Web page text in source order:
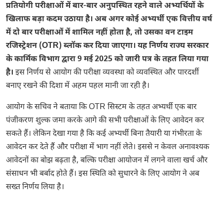
प्रतियोगी परीक्षाओं में बार-बार अनुपस्थित रहने वाले अभ्यर्थियों के
खिलाफ बड़ा कदम उठाया है। अब अगर कोई अभ्यर्थी एक वित्तीय वर्ष
में दो बार परीक्षाओं में शामिल नहीं होता है, तो उसका वन टाइम
रजिस्ट्रेशन (OTR) ब्लॉक कर दिया जाएगा। यह निर्णय राज्य सरकार
के कार्मिक विभागद्वारा 9 मई 2025 को जारी पत्र के तहत लिया गया
है। इस निर्णय से आयोग की परीक्षा व्यवस्था को व्यवस्थित और पारदर्शी
बनाए रखने की दिशा में अहम पहल मानी जा रही है।
आयोग के सचिव ने बताया कि OTR सिस्टम के तहत अभ्यर्थी एक बार
पंजीकरण शुल्क जमा करके आगे की सभी परीक्षाओं के लिए आवेदन कर
सकते हैं। लेकिन देखा गया है कि कई अभ्यर्थी बिना तैयारी या गंभीरता के
आवेदन कर देते हैं और परीक्षा में भाग नहीं लेते। इससे न केवल अनावश्यक
आवेदनों का बोझ बढ़ता है, बल्कि परीक्षा आयोजन में लगने वाला खर्च और
संसाधन भी बर्बाद होते हैं। इस स्थिति को सुधारने के लिए आयोग ने अब
सख्त निर्णय लिया है।